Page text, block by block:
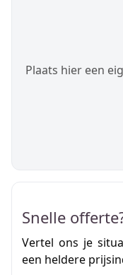
Plaats hier een
Snelle
Vertel ons je
een heldere